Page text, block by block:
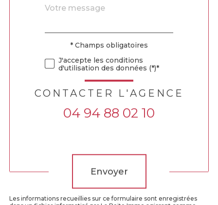
Fieldset
défaut
Message
*
Validation* Champs obligatoires
J'accepte les conditions
d'utilisation des données (*)*
CONTACTER L'AGENCE
04 94 88 02 10
Envoyer
Les informations recueillies sur ce formulaire sont enregistrées